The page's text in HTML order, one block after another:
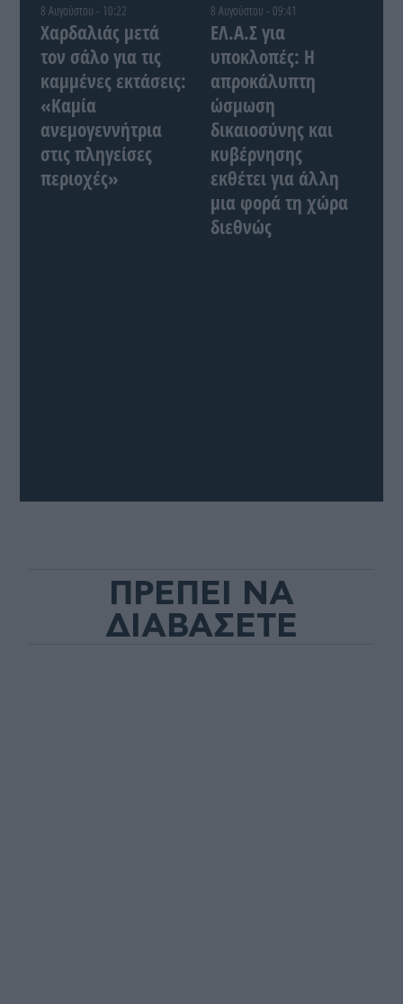
8 Αυγούστου - 10:22
Χαρδαλιάς μετά
τον σάλο για τις
καμμένες εκτάσεις:
«Καμία
ανεμογεννήτρια
στις πληγείσες
περιοχές»
8 Αυγούστου - 09:41
ΕΛ.Α.Σ για
υποκλοπές: Η
απροκάλυπτη
ώσμωση
δικαιοσύνης και
κυβέρνησης
εκθέτει για άλλη
μια φορά τη χώρα
διεθνώς
ΠΡΕΠΕΙ ΝΑ
ΔΙΑΒΑΣΕΤΕ